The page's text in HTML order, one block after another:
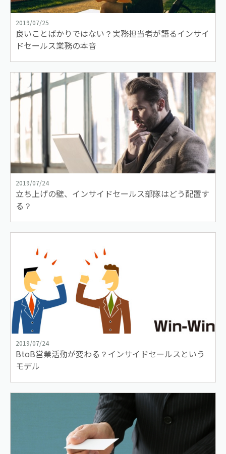
2019/07/25
良いことばかりではない？実務担当者が語るインサイ
ドセールス業務の本音
2019/07/24
立ち上げの壁、インサイドセールス部隊はどう配置す
る？
2019/07/24
BtoB営業活動が変わる？インサイドセールスという
モデル